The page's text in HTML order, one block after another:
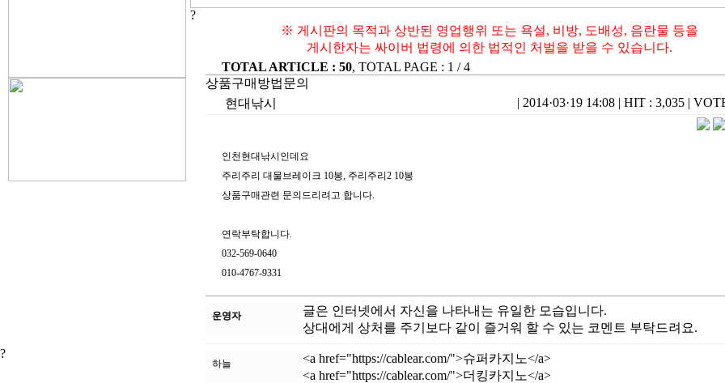
?
?
※ 게시판의 목적과 상반된 영업행위 또는 욕설, 비방, 도배성, 음란물 등을
게시한자는 싸이버 법령에 의한 법적인 처벌을 받을 수 있습니다.
TOTAL ARTICLE : 50, TOTAL PAGE : 1 / 4
상품구매방법문의
현대낚시
| 2014·03·19 14:08 | HIT : 3,035 |
인천현대낚시인데요
주리주리 대물브레이크 10봉, 주리주리2 10봉
상품구매관련 문의드리려고 합니다.
연락부탁합니다.
032-569-0640
010-4767-9331
운영자
글은 인터넷에서 자신을 나타내는 유일한 모습입니다.
상대에게 상처를 주기보다 같이 즐거워 할 수 있는 코멘트 부탁드려요.
하늘
<a href="https://cablear.com/">슈퍼카지노</a>
<a href="https://cablear.com/">더킹카지노</a>